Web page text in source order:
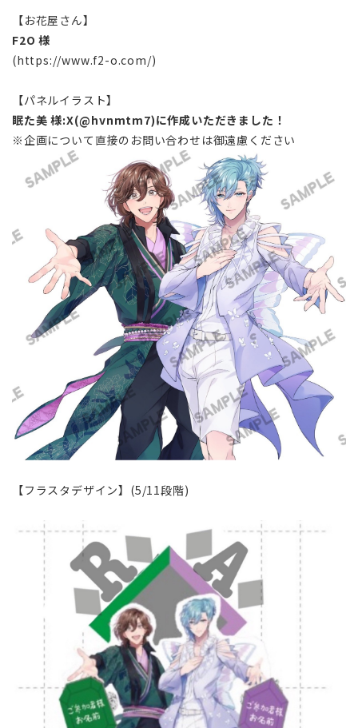
【お花屋さん】
F2O 様
(https://www.f2-o.com/)
【パネルイラスト】
眠た美 様:X(@hvnmtm7)に作成いただきました！
※企画について直接のお問い合わせは御遠慮ください
【フラスタデザイン】(5/11段階)